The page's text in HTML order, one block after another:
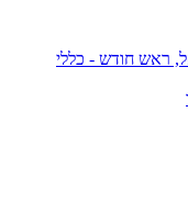
ראש חודש - כללי